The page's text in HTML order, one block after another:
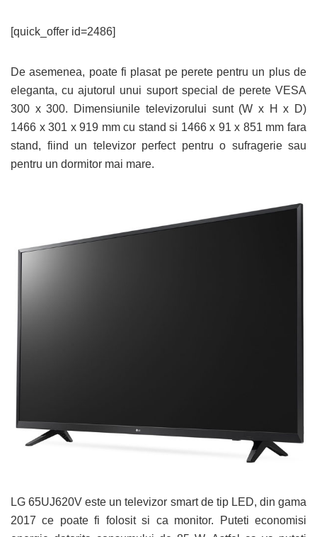
[quick_offer id=2486]
De asemenea, poate fi plasat pe perete pentru un plus de
eleganta, cu ajutorul unui suport special de perete VESA
300 x 300. Dimensiunile televizorului sunt (W x H x D)
1466 x 301 x 919 mm cu stand si 1466 x 91 x 851 mm fara
stand, fiind un televizor perfect pentru o sufragerie sau
pentru un dormitor mai mare.
LG 65UJ620V este un televizor smart de tip LED, din gama
2017 ce poate fi folosit si ca monitor. Puteti economisi